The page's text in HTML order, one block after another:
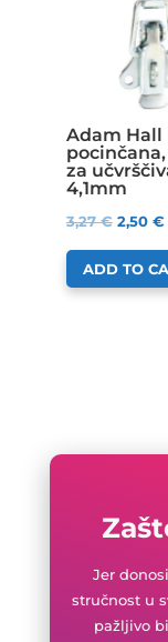
Adam Hall
za
4,1mm
3,27€ 2,50 €
ADD TO
Jer
stručnost u
pažljivo